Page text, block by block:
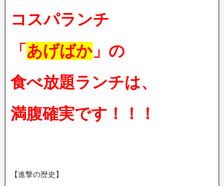
コスパランチ
「 あげばか 」の
食べ放題ランチは、
満腹確実です！！！
【進撃の歴史】